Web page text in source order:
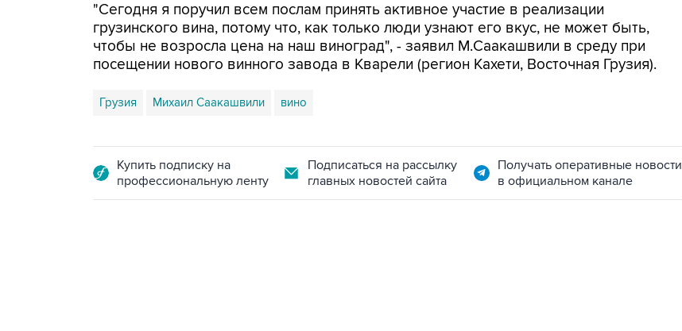
"Сегодня я поручил всем послам принять активное участие в реализации
грузинского вина, потому что, как только люди узнают его вкус, не может быть,
чтобы не возросла цена на наш виноград", - заявил М.Саакашвили в среду при
посещении нового винного завода в Кварели (регион Кахети, Восточная Грузия).
Грузия Михаил Саакашвили вино
Купить подписку на
профессиональную ленту
Подписаться на рассылку
главных новостей сайта
Получать оперативные новости
в официальном канале